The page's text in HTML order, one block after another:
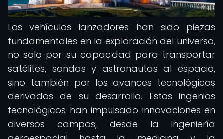
Los vehículos lanzadores han sido piezas
fundamentales en la exploración del universo,
no solo por su capacidad para transportar
satélites, sondas y astronautas al espacio,
sino también por los avances tecnológicos
derivados de su desarrollo. Estos ingenios
tecnológicos han impulsado innovaciones en
diversos campos, desde la ingeniería